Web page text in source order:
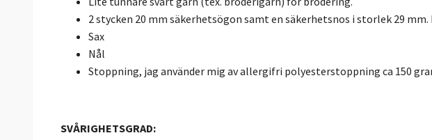
2 stycken 20 mm säkerhetsögon samt en säkerhetsnos i storlek 29
Sax
Nål
Stoppning, jag använder mig av allergifri polyesterstoppning ca 150
SVÅRIGHETSGRAD: